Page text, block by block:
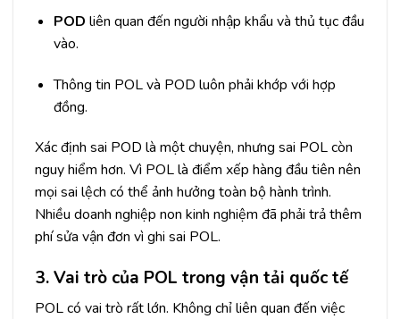
POD liên quan đến người nhập khẩu và thủ tục đầu
vào.
Thông tin POL và POD luôn phải khớp với hợp
đồng.
Xác định sai POD là một chuyện, nhưng sai POL còn
nguy hiểm hơn. Vì POL là điểm xếp hàng đầu tiên nên
mọi sai lệch có thể ảnh hưởng toàn bộ hành trình.
Nhiều doanh nghiệp non kinh nghiệm đã phải trả thêm
phí sửa vận đơn vì ghi sai POL.
3. Vai trò của POL trong vận tải quốc tế
POL có vai trò rất lớn. Không chỉ liên quan đến việc